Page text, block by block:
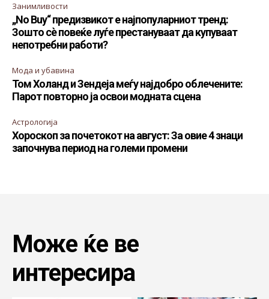
Занимливости
„No Buy“ предизвикот е најпопуларниот тренд:
Зошто сè повеќе луѓе престануваат да купуваат
непотребни работи?
Мода и убавина
Том Холанд и Зендеја меѓу најдобро облечените:
Парот повторно ја освои модната сцена
Астрологија
Хороскоп за почетокот на август: За овие 4 знаци
започнува период на големи промени
Може ќе ве
интересира